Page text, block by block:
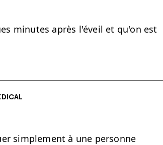
minutes après l'éveil et qu'on est
simplement à une personne